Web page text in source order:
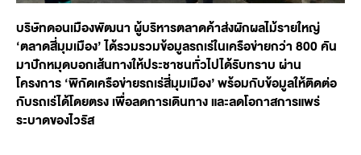
บริษัทดอนเมืองพัฒนา ผู้บริหารตลาดค้าส่งผักผลไม้รายใหญ่
‘ตลาดสี่มุมเมือง’ ได้รวมรวมข้อมูลรถเร่ในเครือข่ายกว่า 800 คัน
มาปักหมุดบอกเส้นทางให้ประชาชนทั่วไปได้รับทราบ ผ่าน
โครงการ ‘พิกัดเครือข่ายรถเร่สี่มุมเมือง’ พร้อมกับข้อมูลให้ติดต่อ
กับรถเร่ได้โดยตรง เพื่อลดการเดินทาง และลดโอกาสการแพร่
ระบาดของไวรัส